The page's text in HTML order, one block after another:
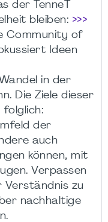
der TenneT
bleiben: >>>
Community of
Ideen
in der
Die Ziele dieser
der
auch
können, mit
Verpassen
Verständnis zu
nachhaltige